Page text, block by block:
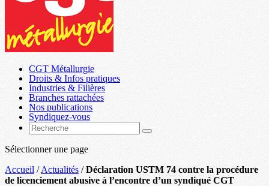
CGT Métallurgie
Droits & Infos pratiques
Industries & Filières
Branches rattachées
Nos publications
Syndiquez-vous
Sélectionner une page
Accueil /Actualités /Déclaration USTM 74 contre la procédure
de licenciement abusive à l’encontre d’un syndiqué CGT